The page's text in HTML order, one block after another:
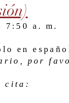
7:50 a. m.
en
por
cita: